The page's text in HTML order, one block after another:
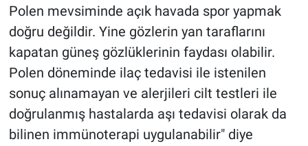
Polen mevsiminde açık havada spor yapmak
doğru değildir. Yine gözlerin yan taraflarını
kapatan güneş gözlüklerinin faydası olabilir.
Polen döneminde ilaç tedavisi ile istenilen
sonuç alınamayan ve alerjileri cilt testleri ile
doğrulanmış hastalarda aşı tedavisi olarak da
bilinen immünoterapi uygulanabilir" diye